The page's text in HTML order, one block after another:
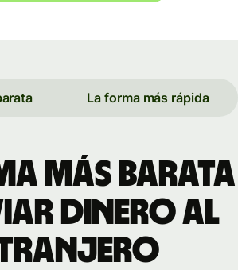
La forma más rápida
más barata
dinero al